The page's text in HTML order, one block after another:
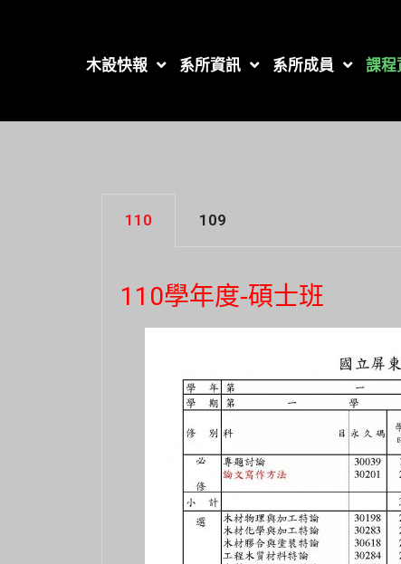
木設快報 系所資訊 系所成員 課程
110 109
110學年度-碩士班